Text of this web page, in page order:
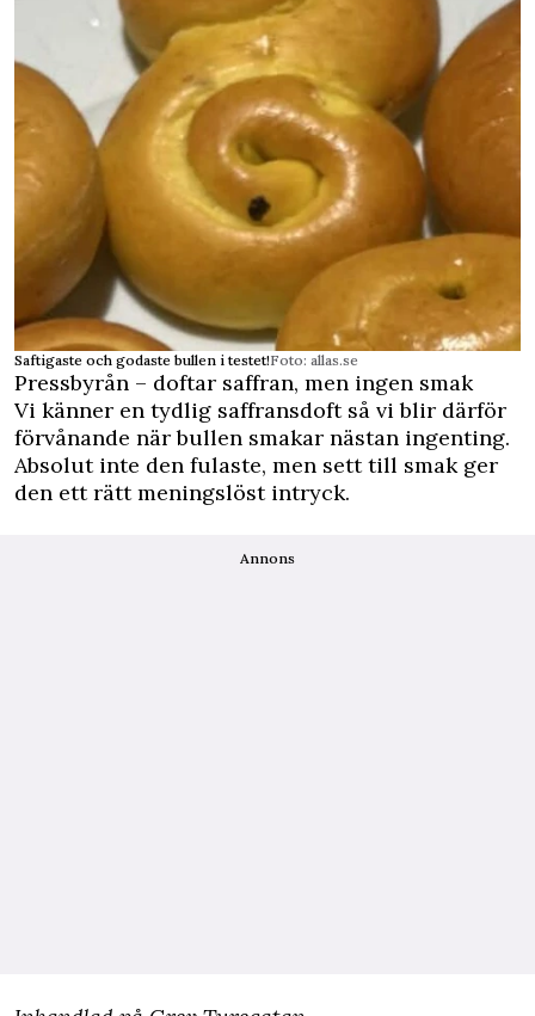
Saftigaste och godaste bullen i testet!Foto: allas.se
Pressbyrån – doftar saffran, men ingen smak
Vi känner en tydlig saffransdoft så vi blir därför
förvånande när bullen smakar nästan ingenting.
Absolut inte den fulaste, men sett till smak ger
den ett rätt meningslöst intryck.
Annons